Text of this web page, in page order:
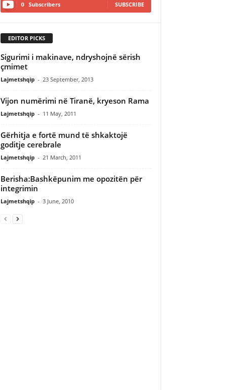
0 Subscribers SUBSCRIBE
EDITOR PICKS
Sigurimi i makinave, ndryshojnë sërish
çmimet
Lajmetshqip - 23 September, 2013
Vijon numërimi në Tiranë, kryeson Rama
Lajmetshqip - 11 May, 2011
Gërhitja e fortë mund të shkaktojë
goditje cerebrale
Lajmetshqip - 21 March, 2011
Berisha:Bashkëpunim me opozitën për
integrimin
Lajmetshqip - 3 June, 2010